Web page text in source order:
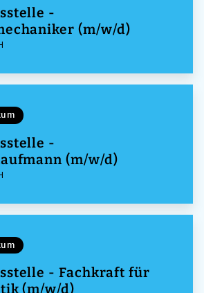
-
(m/w/d)
-
(m/w/d)
- Fachkraft für
(m/w/d)